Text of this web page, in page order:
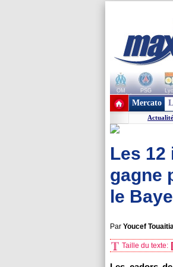
OM PSG
+ de clubs
Mercato
Actualité
Les
gagne
le
Par Youcef
Taille du texte: